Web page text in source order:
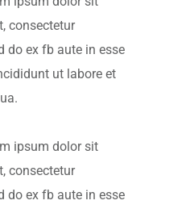
consectetur
do ex fb aute in esse
ut labore et
ipsum dolor sit
consectetur
do ex fb aute in esse